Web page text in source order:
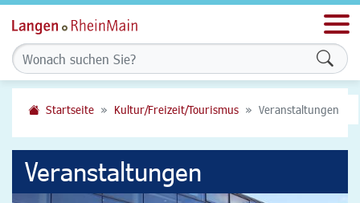
Startseite Kultur/Freizeit/Tourismus Veranstaltungen
Veranstaltungen